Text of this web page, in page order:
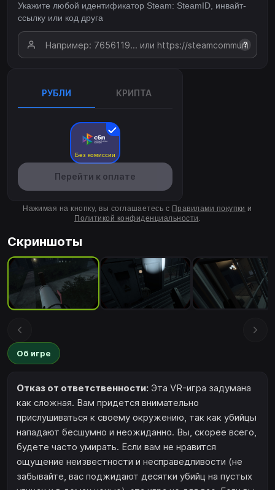
Укажите любой идентификатор Steam: SteamID, инвайт-
ссылку или код друга
?
РУБЛИ КРИПТА
Без комиссии
Перейти к оплате
Нажимая на кнопку, вы соглашаетесь с Правилами покупки и
Политикой конфиденциальности.
Скриншоты
Об игре
Отказ от ответственности: Эта VR-игра задумана
как сложная. Вам придется внимательно
прислушиваться к своему окружению, так как убийцы
нападают бесшумно и неожиданно. Вы, скорее всего,
будете часто умирать. Если вам не нравится
ощущение неизвестности и несправедливости (не
забывайте, вас поджидают десятки убийц на пустых